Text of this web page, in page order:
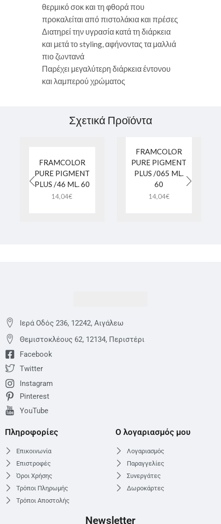
θερμικό σοκ και τη φθορά που
προκαλείται από πιστολάκια και πρέσες
Διατηρεί την υγρασία κατά τη διάρκεια
και μετά το styling, αφήνοντας τα μαλλιά
πιο ζωντανά
Παρέχει μεγαλύτερη διάρκεια έντονου
και λαμπερού χρώματος
Σχετικά Προϊόντα
FRAMCOLOR
PURE PIGMENT
PLUS /46 ML. 60
14,04€
FRAMCOLOR
PURE PIGMENT
PLUS /065 ML.
60
14,04€
Ιερά Οδός 236, 12242, Αιγάλεω
Θεμιστoκλέους 62, 12134, Περιστέρι
Facebook
Twitter
Instagram
Pinterest
YouTube
Πληροφορίες
Επικοινωνία
Επιστροφές
Όροι Χρήσης
Τρόποι Πληρωμής
Τρόποι Αποστολής
Ο λογαριασμός μου
Λογαριασμός
Παραγγελίες
Συνεργάτες
Δωροκάρτες
Newsletter